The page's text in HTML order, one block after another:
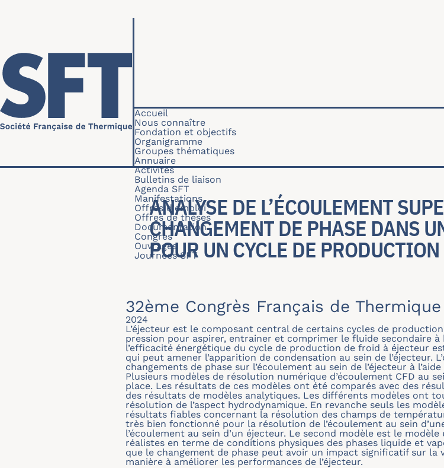
Navigation principale
Accueil
Nous connaître
Fondation et objectifs
Organigramme
Groupes thématiques
Annuaire
Activités
Bulletins de liaison
Agenda SFT
Manifestations
Offres d'emploi
Offres de thèses
Documentation
Congrès
Ouvrages
Journées SFT
ANALYSE DE L’ÉCOULEMENT
CHANGEMENT DE PHASE DANS
POUR UN CYCLE DE
32ème Congrès Français de Thermique
2024
L’éjecteur est le composant central de certains cycles de
pression pour aspirer, entrainer et comprimer le fluide secondaire à
l’efficacité énergétique du cycle de production de froid à éjecteur
qui peut amener l’apparition de condensation au sein de l’éjecteur.
changements de phase sur l’écoulement au sein de l’éjecteur à
Plusieurs modèles de résolution numérique d’écoulement CFD au
place. Les résultats de ces modèles ont été comparés avec des
des résultats de modèles analytiques. Les différents modèles ont
résolution de l’aspect hydrodynamique. En revanche seuls les
résultats fiables concernant la résolution des champs de
très bien fonctionné pour la résolution de l’écoulement au sein
l’écoulement au sein d’un éjecteur. Le second modèle est le
réalistes en terme de conditions physiques des phases liquide et
que le changement de phase peut avoir un impact significatif sur
manière à améliorer les performances de l’éjecteur.